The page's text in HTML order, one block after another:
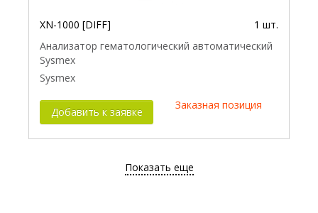
XN-1000 [DIFF]
1 шт.
Анализатор гематологический автоматический
Sysmex
Sysmex
Добавить к заявке
Заказная позиция
Показать еще